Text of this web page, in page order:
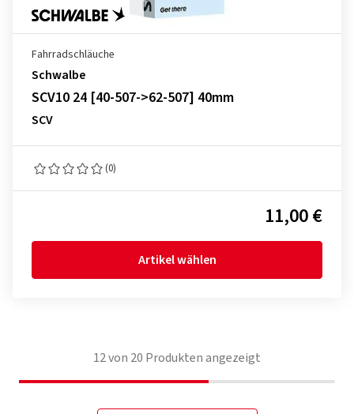
Fahrradschläuche
Schwalbe
SCV10 24 [40-507->62-507] 40mm
SCV
(0)
11,00 €
Artikel wählen
12von 20 Produkten angezeigt